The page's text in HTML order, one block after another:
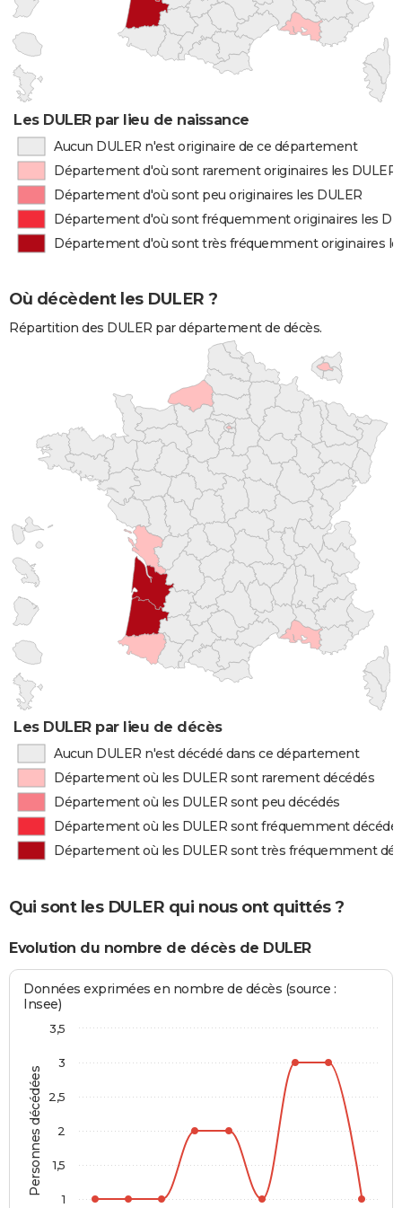
Les DULER par lieu de naissance
Aucun DULER n'est originaire de ce département
Département d'où sont rarement originaires les DULER
Département d'où sont peu originaires les DULER
Département d'où sont fréquemment originaires les
Département d'où sont très fréquemment originaires
Où décèdent les DULER ?
Répartition des DULER par département de décès.
Les DULER par lieu de décès
Aucun DULER n'est décédé dans ce département
Département où les DULER sont rarement décédés
Département où les DULER sont peu décédés
Département où les DULER sont fréquemment
Département où les DULER sont très fréquemment
Qui sont les DULER qui nous ont quittés ?
Evolution du nombre de décès de DULER
Personnes décédées
Données exprimées en nombre de décès (source :
Insee)
1
1,5
2
2,5
3
3,5